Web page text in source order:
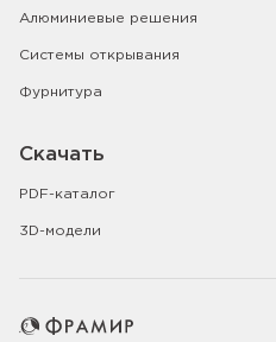
Алюминиевые решения
Системы открывания
Фурнитура
Скачать
PDF-каталог
3D-модели